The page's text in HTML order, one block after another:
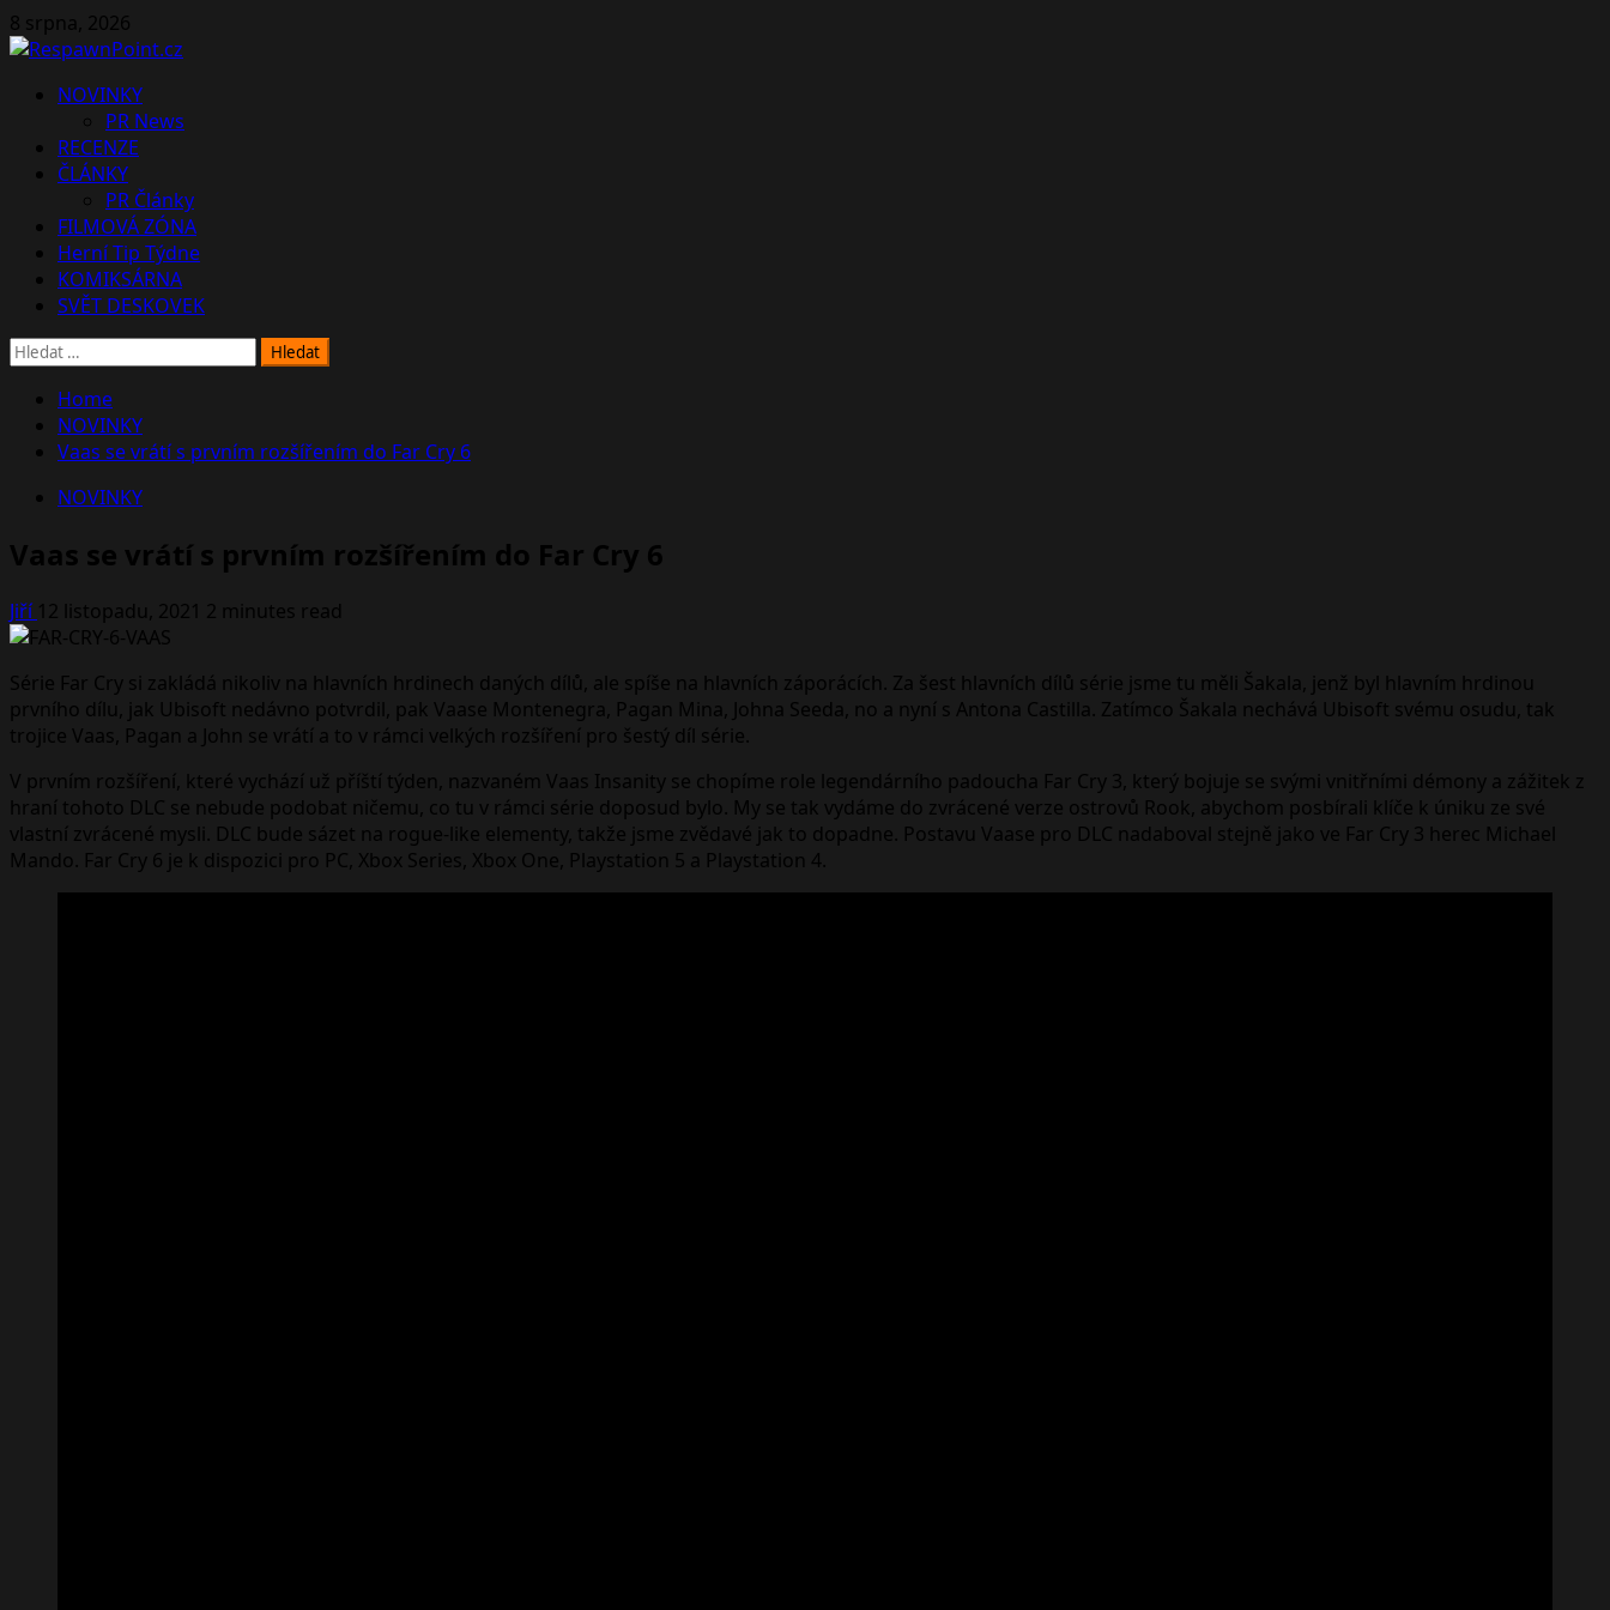
Skip
to
8 srpna, 2026
PrimaryNOVINKY
PR News
RECENZE
ČLÁNKY
PR Články
FILMOVÁ ZÓNA
Herní Tip Týdne
KOMIKSÁRNA
SVĚT DESKOVEK
Vyhledávání
Home
NOVINKY
Vaas se vrátí s prvním rozšířením do Far Cry 6
NOVINKY
Vaas se vrátí s prvním rozšířením do Far Cry 6
Jiří 12 listopadu, 2021 2 minutes read
Série Far Cry si zakládá nikoliv na hlavních hrdinech daných dílů, ale spíše na hlavních záporácích. Za šest hlavních dílů série jsme tu měli Šakala, jenž byl hlavním hrdinou
prvního dílu, jak Ubisoft nedávno potvrdil, pak Vaase Montenegra, Pagan Mina, Johna Seeda, no a nyní s Antona Castilla. Zatímco Šakala nechává Ubisoft svému osudu, tak
trojice Vaas, Pagan a John se vrátí a to v rámci velkých rozšíření pro šestý díl série.
V prvním rozšíření, které vychází už příští týden, nazvaném Vaas Insanity se chopíme role legendárního padoucha Far Cry 3, který bojuje se svými vnitřními démony a zážitek z
hraní tohoto DLC se nebude podobat ničemu, co tu v rámci série doposud bylo. My se tak vydáme do zvrácené verze ostrovů Rook, abychom posbírali klíče k úniku ze své
vlastní zvrácené mysli. DLC bude sázet na rogue-like elementy, takže jsme zvědavé jak to dopadne. Postavu Vaase pro DLC nadaboval stejně jako ve Far Cry 3 herec Michael
Mando. Far Cry 6 je k dispozici pro PC, Xbox Series, Xbox One, Playstation 5 a Playstation 4.